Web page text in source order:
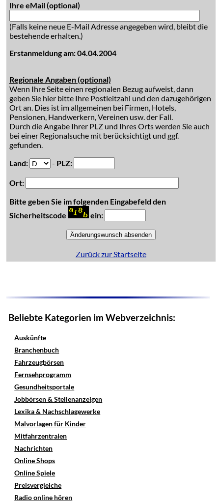
Ihre eMail (optional)
(Falls keine neue E-Mail Adresse angegeben wird, bleibt die
bestehende erhalten.)
Erstanmeldung am: 04.04.2004
Regionale Angaben (optional)
Wenn Ihre Seite einen regionalen Bezug aufweist, dann
geben Sie hier bitte Ihre Postleitzahl und den dazugehörigen
Ort an. Dies ist im allgemeinen bei Firmen, Hotels,
Pensionen, Handwerkern, Vereinen usw. der Fall.
Durch die Angabe Ihrer PLZ und Ihres Orts werden Sie auch
bei einer Regionalsuche mit berücksichtigt und ggf.
gefunden.
Land:
- PLZ:
Ort:
Bitte geben Sie im folgenden Eingabefeld den
Sicherheitscode
ein:
Zurück zur Startseite
Beliebte Kategorien im Webverzeichnis:
Auskünfte
Branchenbuch
Fahrzeugbörsen
Fernsehprogramm
Gesundheitsportale
Jobbörsen & Stellenanzeigen
Lexika & Nachschlagewerke
Malvorlagen für Kinder
Mitfahrzentralen
Nachrichten
Online Shops
Online Spiele
Preisvergleiche
Radio online hören